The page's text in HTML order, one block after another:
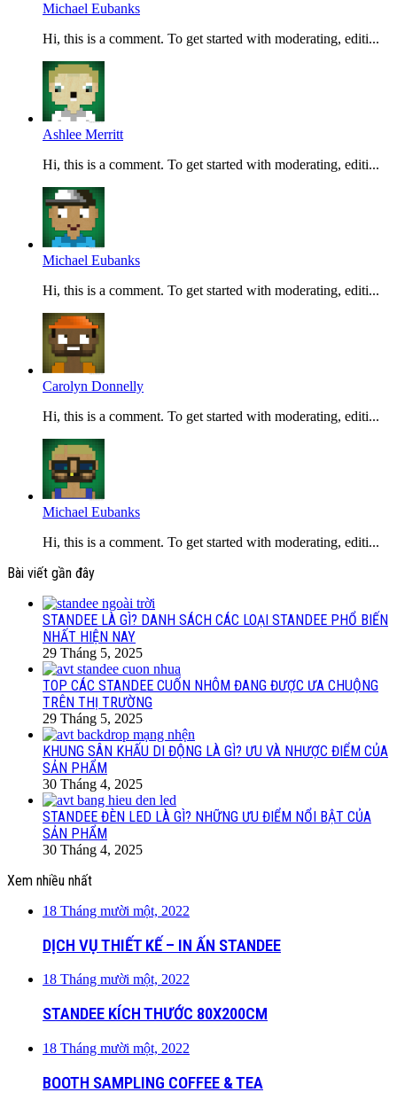
Michael Eubanks
Hi, this is a comment. To get started with moderating, editi...
Ashlee Merritt
Hi, this is a comment. To get started with moderating, editi...
Michael Eubanks
Hi, this is a comment. To get started with moderating, editi...
Carolyn Donnelly
Hi, this is a comment. To get started with moderating, editi...
Michael Eubanks
Hi, this is a comment. To get started with moderating, editi...
Bài viết gần đây
STANDEE LÀ GÌ? DANH SÁCH CÁC LOẠI STANDEE PHỔ BIẾN
NHẤT HIỆN NAY
29 Tháng 5, 2025
TOP CÁC STANDEE CUỐN NHÔM ĐANG ĐƯỢC ƯA CHUỘNG
TRÊN THỊ TRƯỜNG
29 Tháng 5, 2025
KHUNG SÂN KHẤU DI ĐỘNG LÀ GÌ? ƯU VÀ NHƯỢC ĐIỂM CỦA
SẢN PHẨM
30 Tháng 4, 2025
STANDEE ĐÈN LED LÀ GÌ? NHỮNG ƯU ĐIỂM NỔI BẬT CỦA
SẢN PHẨM
30 Tháng 4, 2025
Xem nhiều nhất
18 Tháng mười một, 2022
DỊCH VỤ THIẾT KẾ – IN ẤN STANDEE
18 Tháng mười một, 2022
STANDEE KÍCH THƯỚC 80X200CM
18 Tháng mười một, 2022
BOOTH SAMPLING COFFEE & TEA